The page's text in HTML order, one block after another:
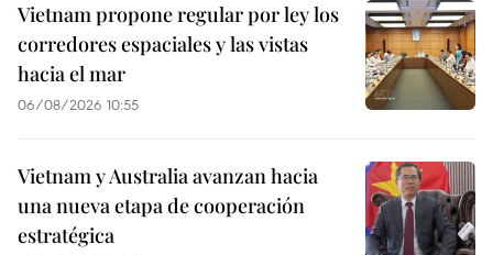
Vietnam propone regular por ley los
corredores espaciales y las vistas
hacia el mar
06/08/2026 10:55
Vietnam y Australia avanzan hacia
una nueva etapa de cooperación
estratégica